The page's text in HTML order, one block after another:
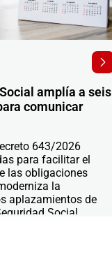
amplía a seis
comunicar
643/2026
para facilitar el
las obligaciones
la
aplazamientos de
Social